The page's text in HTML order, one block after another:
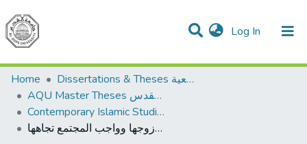
Log In (current)
Communities & Collections
All of DSpace
Home
Dissertations & Theses الرسائل الجامعية
AQU Master Theses الرسائل الجامعية الخاصة بجامعة القدس
Contemporary Islamic Studies الدراسات الإسلامية المعاصرة
حقوق المرأة المسلمة المتوفى عنها زوجها وواجب المجتمع تجاهها